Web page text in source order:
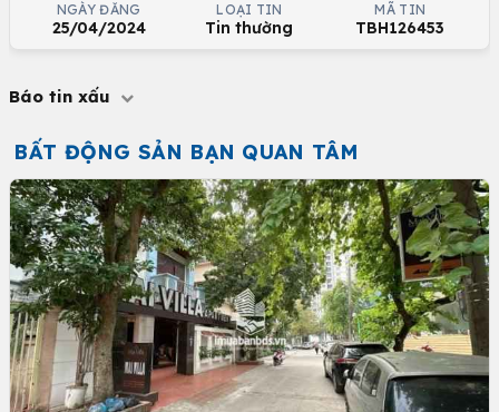
NGÀY ĐĂNG
25/04/2024
LOẠI TIN
Tin thường
MÃ TIN
TBH126453
Báo tin xấu
BẤT ĐỘNG SẢN BẠN QUAN TÂM